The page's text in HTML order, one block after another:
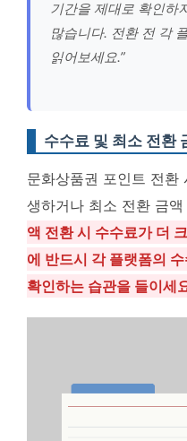
기간을 제대로 확인하
많습니다. 전환 전 각
읽어보세요.”
수수료 및 최소 전환
문화상품권 포인트 전환
생하거나 최소 전환 금
액 전환 시 수수료가 더
에 반드시 각 플랫폼의
확인하는 습관을 들이세